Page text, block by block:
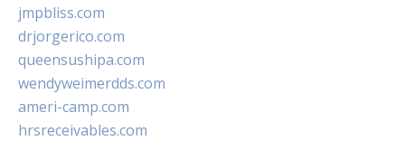
jmpbliss.com
drjorgerico.com
queensushipa.com
wendyweimerdds.com
ameri-camp.com
hrsreceivables.com